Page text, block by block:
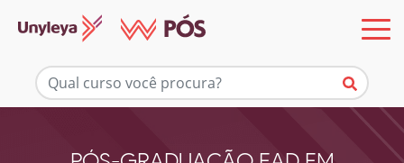
Mais informações